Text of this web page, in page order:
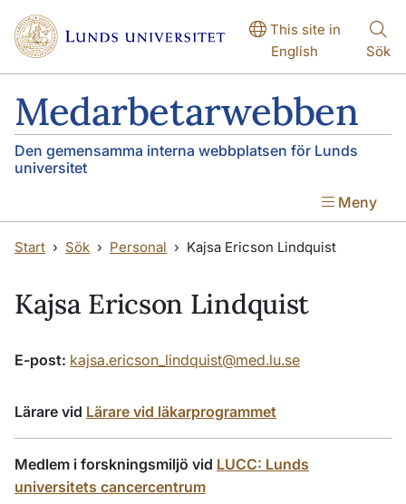
Hoppa till huvudinnehåll
Hoppa till huvudinnehåll
This site in
English
Sök
Medarbetarwebben
Den gemensamma interna webbplatsen för Lunds
universitet
Meny
Start Sök Personal Kajsa Ericson Lindquist
Kajsa Ericson Lindquist
E-post: kajsa.ericson_lindquist@med.lu.se
Lärare vid Lärare vid läkarprogrammet
Medlem i forskningsmiljö vid LUCC: Lunds
universitets cancercentrum